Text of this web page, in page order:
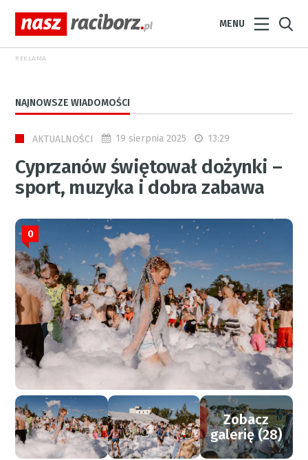
MENU
REKLAMA
NAJNOWSZE WIADOMOŚCI
AKTUALNOŚCI 19 sierpnia 2025 13:29
Cyprzanów świętował dożynki –
sport, muzyka i dobra zabawa
0
Zobacz
galerię (28)